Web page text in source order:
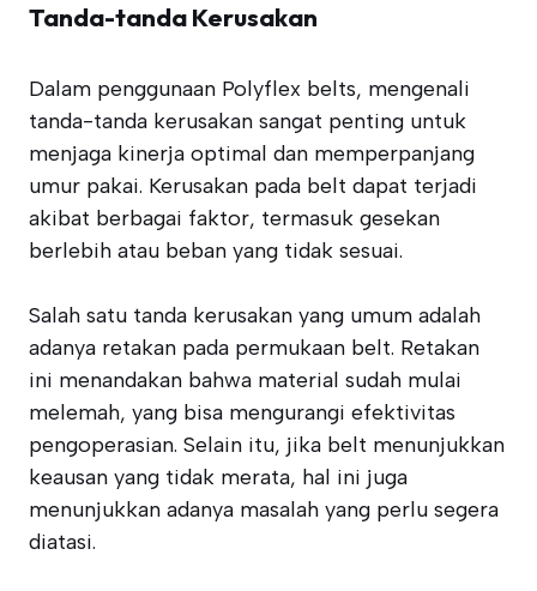
Tanda-tanda Kerusakan
Dalam penggunaan Polyflex belts, mengenali
tanda-tanda kerusakan sangat penting untuk
menjaga kinerja optimal dan memperpanjang
umur pakai. Kerusakan pada belt dapat terjadi
akibat berbagai faktor, termasuk gesekan
berlebih atau beban yang tidak sesuai.
Salah satu tanda kerusakan yang umum adalah
adanya retakan pada permukaan belt. Retakan
ini menandakan bahwa material sudah mulai
melemah, yang bisa mengurangi efektivitas
pengoperasian. Selain itu, jika belt menunjukkan
keausan yang tidak merata, hal ini juga
menunjukkan adanya masalah yang perlu segera
diatasi.